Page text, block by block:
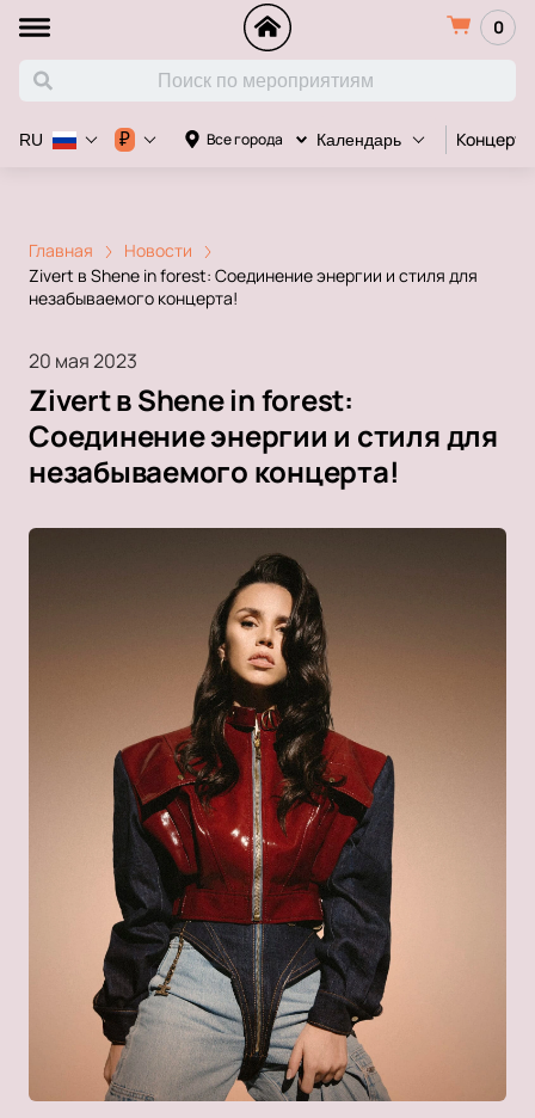
0
Все города Календарь Концерт
RU ₽
Главная
Новости
Zivert в Shene in forest: Соединение энергии и стиля для
незабываемого концерта!
20 мая 2023
Zivert в Shene in forest:
Соединение энергии и стиля для
незабываемого концерта!